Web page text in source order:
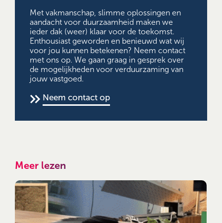
Met vakmanschap, slimme oplossingen en
aandacht voor duurzaamheid maken we
ieder dak (weer) klaar voor de toekomst.
Enthousiast geworden en benieuwd wat wij
voor jou kunnen betekenen? Neem contact
met ons op. We gaan graag in gesprek over
de mogelijkheden voor verduurzaming van
jouw vastgoed.
Neem contact op
Meer lezen